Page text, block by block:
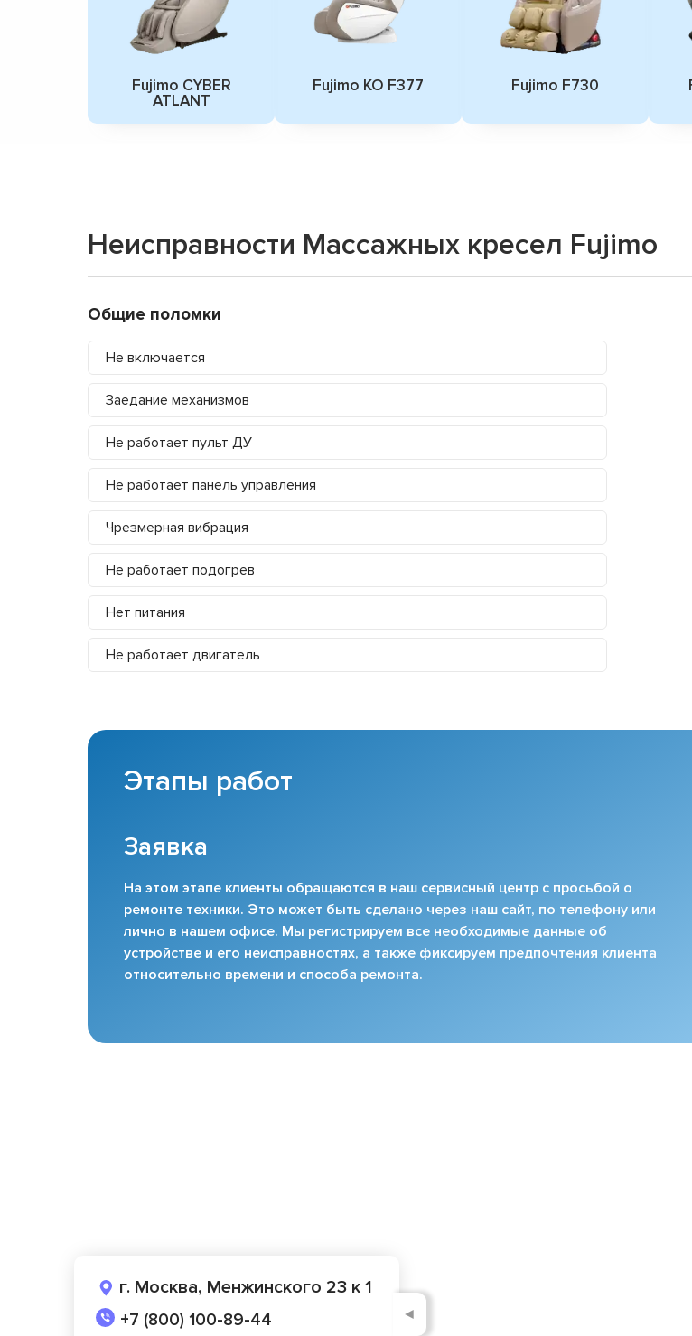
Fujimo CYBER
ATLANT
Fujimo KO F377 Fujimo F730
Неисправности Массажных кресел Fujimo
Общие поломки
Не включается
Заедание механизмов
Не работает пульт ДУ
Не работает панель управления
Чрезмерная вибрация
Не работает подогрев
Нет питания
Не работает двигатель
Этапы работ
Заявка
На этом этапе клиенты обращаются в наш сервисный центр с просьбой о
ремонте техники. Это может быть сделано через наш сайт, по телефону или
лично в нашем офисе. Мы регистрируем все необходимые данные об
устройстве и его неисправностях, а также фиксируем предпочтения клиента
относительно времени и способа ремонта.
г. Москва, Менжинского 23 к 1
+7 (800) 100-89-44 ◄